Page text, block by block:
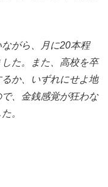
がら、月に20本程
た。また、高校を卒
か、いずれにせよ地
、金銭感覚が狂わな
。